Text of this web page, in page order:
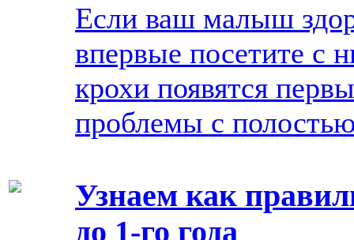
Если ваш малыш
впервые посетите с
крохи появятся
проблемы с
Узнаем как
до 1-го года